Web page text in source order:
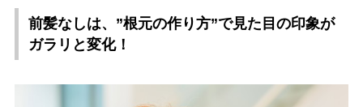
前髪なしは、”根元の作り方”で見た目の印象が
ガラリと変化！